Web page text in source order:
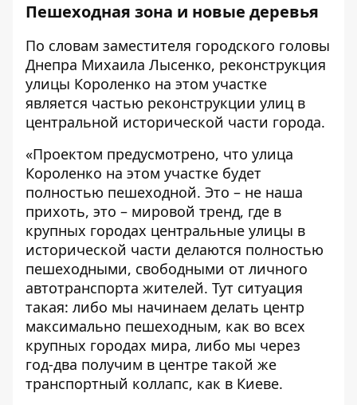
Пешеходная зона и новые деревья
По словам заместителя городского головы
Днепра Михаила Лысенко, реконструкция
улицы Короленко на этом участке
является частью реконструкции улиц в
центральной исторической части города.
«Проектом предусмотрено, что улица
Короленко на этом участке будет
полностью пешеходной. Это – не наша
прихоть, это – мировой тренд, где в
крупных городах центральные улицы в
исторической части делаются полностью
пешеходными, свободными от личного
автотранспорта жителей. Тут ситуация
такая: либо мы начинаем делать центр
максимально пешеходным, как во всех
крупных городах мира, либо мы через
год-два получим в центре такой же
транспортный коллапс, как в Киеве.